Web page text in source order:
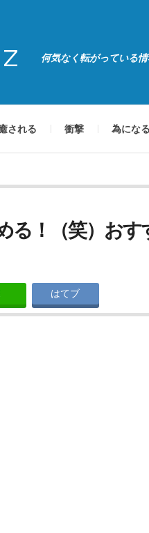
何気なく転がっている
される 衝撃 為になる
る！（笑）お
はてブ